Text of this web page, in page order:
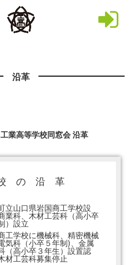
沿革
業高等学校同窓会 沿革
の 沿 革
立山口県岩国商工学校設
業科、木材工芸科（高小卒
）設立
工学校に機械科、精密機械
気科（小卒５年制)、金属
（高小卒３年生）設置認
材工芸科募集停止